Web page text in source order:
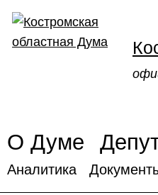
О Думе
Аналитика